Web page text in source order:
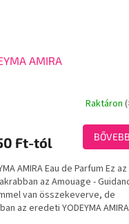
AMIRA
Raktáron
Ft-tól
AMIRA Eau de Parfum Ez
az Amouage -
van összekeverve, de
az eredeti YODEYMA